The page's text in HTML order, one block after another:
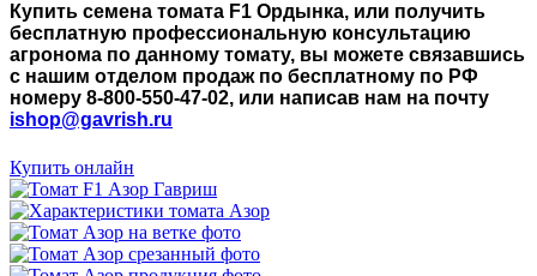
Купить семена томата F1 Ордынка, или получить
бесплатную профессиональную консультацию
агронома по данному томату, вы можете связавшись
с нашим отделом продаж по бесплатному по РФ
номеру 8-800-550-47-02, или написав нам на почту
ishop@gavrish.ru
Купить онлайн